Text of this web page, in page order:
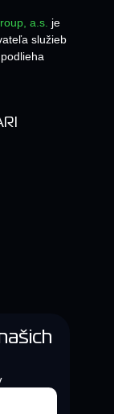
a.s. je
služieb